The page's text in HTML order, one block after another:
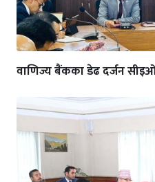
वाणिज्य बैंकका डेढ दर्जन